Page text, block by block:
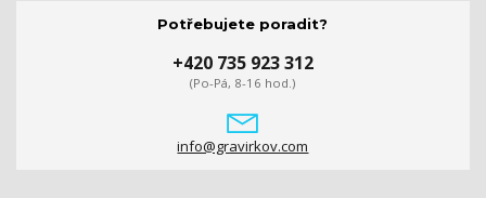
Potřebujete poradit?
+420 735 923 312
(Po-Pá, 8-16 hod.)
info@gravirkov.com